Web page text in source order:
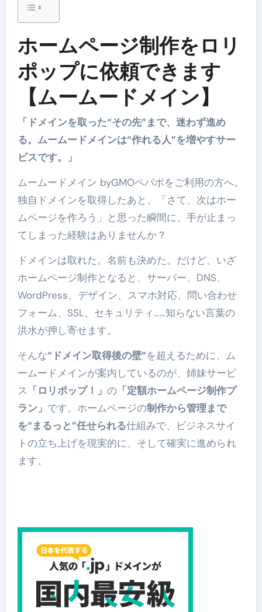
ホームページ制作をロリ
ポップに依頼できます
【ムームードメイン】
「ドメインを取った“その先”まで、迷わず進め
る。ムームードメインは“作れる人”を増やすサー
ビスです。」
ムームードメイン byGMOペパボをご利用の方へ。
独自ドメインを取得したあと、「さて、次はホー
ムページを作ろう」と思った瞬間に、手が止まっ
てしまった経験はありませんか？
ドメインは取れた。名前も決めた。だけど、いざ
ホームページ制作となると、サーバー、DNS、
WordPress、デザイン、スマホ対応、問い合わせ
フォーム、SSL、セキュリティ……知らない言葉の
洪水が押し寄せます。
そんな“ドメイン取得後の壁”を超えるために、ム
ームードメインが案内しているのが、姉妹サービ
ス 「ロリポップ！」 の「定額ホームページ制作プ
ラン」 です。ホームページの制作から管理まで
を“まるっと”任せられる仕組みで、ビジネスサイ
トの立ち上げを現実的に、そして確実に進められ
ます。